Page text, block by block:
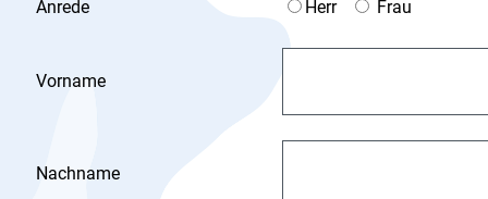
Anrede Herr Frau
Vorname
Nachname